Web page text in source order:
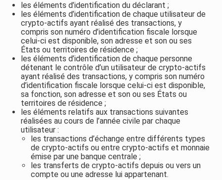
les éléments d’identification du déclarant ;
les éléments d’identification de chaque utilisateur de
crypto-actifs ayant réalisé des transactions, y
compris son numéro d’identification fiscale lorsque
celui-ci est disponible, son adresse et son ou ses
États ou territoires de résidence ;
les éléments d’identification de chaque personne
détenant le contrôle d’un utilisateur de crypto-actifs
ayant réalisé des transactions, y compris son numéro
d’identification fiscale lorsque celui-ci est disponible,
sa fonction, son adresse et son ou ses États ou
territoires de résidence ;
les éléments relatifs aux transactions suivantes
réalisées au cours de l’année civile par chaque
utilisateur :
les transactions d’échange entre différents types
de crypto-actifs ou entre crypto-actifs et monnaie
émise par une banque centrale ;
les transferts de crypto-actifs depuis ou vers un
compte ou une adresse lui appartenant.